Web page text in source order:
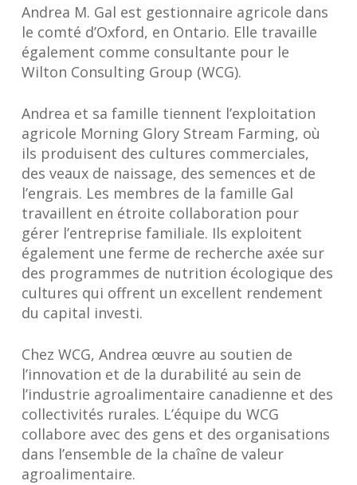
Andrea M. Gal est gestionnaire agricole dans
le comté d’Oxford, en Ontario. Elle travaille
également comme consultante pour le
Wilton Consulting Group (WCG).
Andrea et sa famille tiennent l’exploitation
agricole Morning Glory Stream Farming, où
ils produisent des cultures commerciales,
des veaux de naissage, des semences et de
l’engrais. Les membres de la famille Gal
travaillent en étroite collaboration pour
gérer l’entreprise familiale. Ils exploitent
également une ferme de recherche axée sur
des programmes de nutrition écologique des
cultures qui offrent un excellent rendement
du capital investi.
Chez WCG, Andrea œuvre au soutien de
l’innovation et de la durabilité au sein de
l’industrie agroalimentaire canadienne et des
collectivités rurales. L’équipe du WCG
collabore avec des gens et des organisations
dans l’ensemble de la chaîne de valeur
agroalimentaire.